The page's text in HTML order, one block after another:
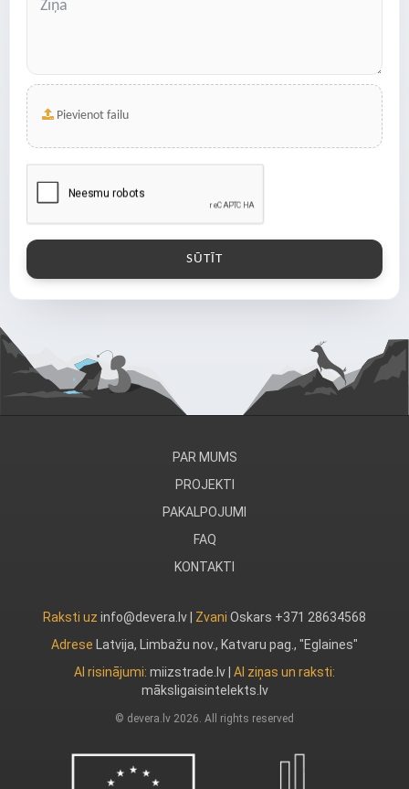
Pievienot failu
PAR MUMS
PROJEKTI
PAKALPOJUMI
FAQ
KONTAKTI
Raksti uz info@devera.lv | Zvani Oskars +371 28634568
Adrese
Latvija, Limbažu nov., Katvaru pag., "Eglaines"
AI risinājumi: miizstrade.lv AI ziņas un raksti:
māksligaisintelekts.lv
© devera.lv 2026. All rights reserved